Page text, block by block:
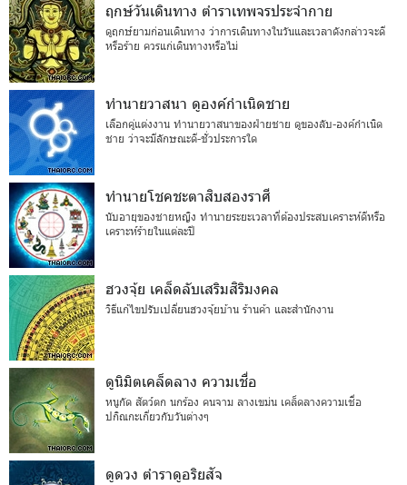
ฤกษ์วันเดินทาง ตำราเทพจรประจำกาย
ดูฤกษ์ยามก่อนเดินทาง ว่าการเดินทางในวันและเวลาดังกล่าวจะดี
หรือร้าย ควรแก่เดินทางหรือไม่
ทำนายวาสนา ดูองค์กำเนิดชาย
เลือกคู่แต่งงาน ทำนายวาสนาของฝ่ายชาย ดูของลับ-องค์กำเนิด
ชาย ว่าจะมีลักษณะดี-ชั่วประการใด
ทำนายโชคชะตาสิบสองราศี
นับอายุของชายหญิง ทำนายระยะเวลาที่ต้องประสบเคราะห์ดีหรือ
เคราะห์ร้ายในแต่ละปี
ฮวงจุ้ย เคล็ดลับเสริมสิริมงคล
วิธีแก้ไขปรับเปลี่ยนฮวงจุ้ยบ้าน ร้านค้า และสำนักงาน
ดูนิมิตเคล็ดลาง ความเชื่อ
หนูกัด สัตว์ตก นกร้อง คนจาม ลางเขม่น เคล็ดลางความเชื่อ
ปกิณกะเกี่ยวกับวันต่างๆ
ดูดวง ตำราดูอริยสัจ